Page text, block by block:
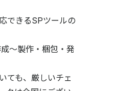
できるSPツールの
～製作・梱包・発
ても、厳しいチェ